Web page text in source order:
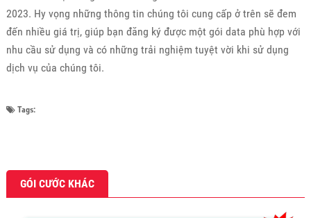
2023. Hy vọng những thông tin chúng tôi cung cấp ở trên sẽ đem
đến nhiều giá trị, giúp bạn đăng ký được một gói data phù hợp với
nhu cầu sử dụng và có những trải nghiệm tuyệt vời khi sử dụng
dịch vụ của chúng tôi.
Tags:
GÓI CƯỚC KHÁC